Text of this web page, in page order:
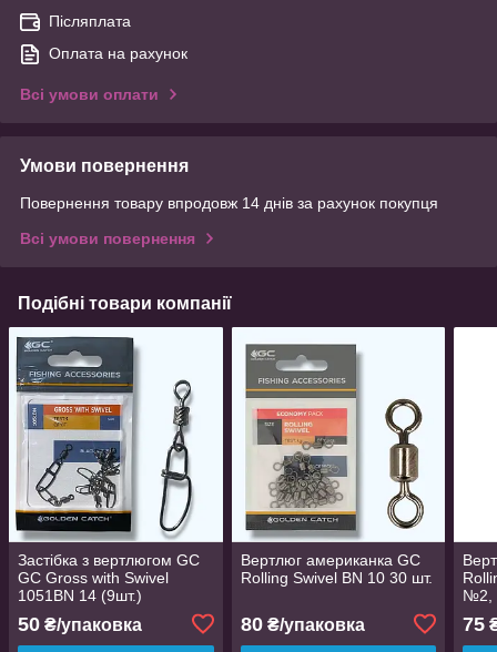
Післяплата
Оплата на рахунок
Всі умови оплати
Умови повернення
Повернення товару впродовж 14 днів за рахунок покупця
Всі умови повернення
Подібні товари компанії
Застібка з вертлюгом GC
GC Gross with Swivel
1051BN 14 (9шт.)
50 ₴/упаковка
Вертлюг американка GC
Rolling Swivel BN 10 30 шт.
80₴/упаковка
№2,
75